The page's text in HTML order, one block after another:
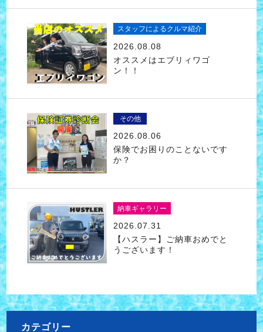
スタッフによるクルマ紹介
2026.08.08
オススメはエブリィワゴ
ン！！
その他
2026.08.06
保険でお困りのことないです
か？
納車ギャラリー
2026.07.31
【ハスラー】ご納車おめでと
うございます！
カテゴリー